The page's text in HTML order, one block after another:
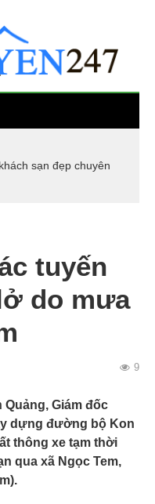
sạn đẹp chuyên
tuyến
do mưa
9
Quảng, Giám đốc
dựng đường bộ Kon
thông xe tạm thời
qua xã Ngọc Tem,